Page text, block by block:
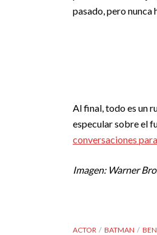
pasado, pero nunca
Al final, todo es un
especular sobre el
conversaciones
Imagen: Warner
ACTOR BATMAN